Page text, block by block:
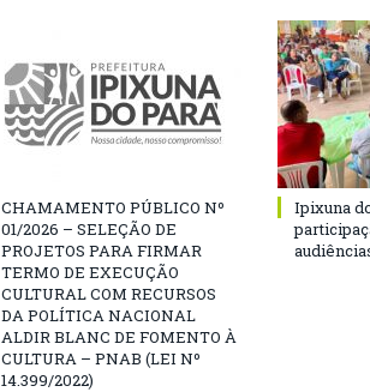
CHAMAMENTO PÚBLICO Nº
01/2026 – SELEÇÃO DE
PROJETOS PARA FIRMAR
TERMO DE EXECUÇÃO
CULTURAL COM RECURSOS
DA POLÍTICA NACIONAL
ALDIR BLANC DE FOMENTO À
CULTURA – PNAB (LEI Nº
14.399/2022)
Ipixuna